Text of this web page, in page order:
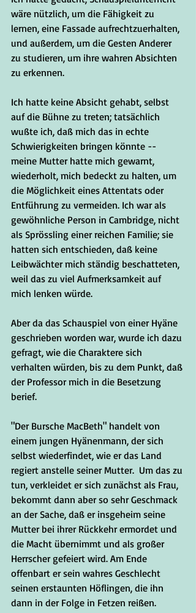
wäre nützlich, um die Fähigkeit zu
lernen, eine Fassade aufrechtzuerhalten,
und außerdem, um die Gesten Anderer
zu studieren, um ihre wahren Absichten
zu erkennen.
Ich hatte keine Absicht gehabt, selbst
auf die Bühne zu treten; tatsächlich
wußte ich, daß mich das in echte
Schwierigkeiten bringen könnte --
meine Mutter hatte mich gewarnt,
wiederholt, mich bedeckt zu halten, um
die Möglichkeit eines Attentats oder
Entführung zu vermeiden. Ich war als
gewöhnliche Person in Cambridge, nicht
als Sprössling einer reichen Familie; sie
hatten sich entschieden, daß keine
Leibwächter mich ständig beschatteten,
weil das zu viel Aufmerksamkeit auf
mich lenken würde.
Aber da das Schauspiel von einer Hyäne
geschrieben worden war, wurde ich dazu
gefragt, wie die Charaktere sich
verhalten würden, bis zu dem Punkt, daß
der Professor mich in die Besetzung
berief.
"Der Bursche MacBeth" handelt von
einem jungen Hyänenmann, der sich
selbst wiederfindet, wie er das Land
regiert anstelle seiner Mutter.  Um das zu
tun, verkleidet er sich zunächst als Frau,
bekommt dann aber so sehr Geschmack
an der Sache, daß er insgeheim seine
Mutter bei ihrer Rückkehr ermordet und
die Macht übernimmt und als großer
Herrscher gefeiert wird. Am Ende
offenbart er sein wahres Geschlecht
seinen erstaunten Höflingen, die ihn
dann in der Folge in Fetzen reißen.